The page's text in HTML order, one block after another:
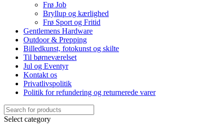
Frø Job
Bryllup og kærlighed
Frø Sport og Fritid
Gentlemens Hardware
Outdoor & Prepping
Billedkunst, fotokunst og skilte
Til børneværelset
Jul og Eventyr
Kontakt os
Privatlivspolitik
Politik for refundering og returnerede varer
Select category